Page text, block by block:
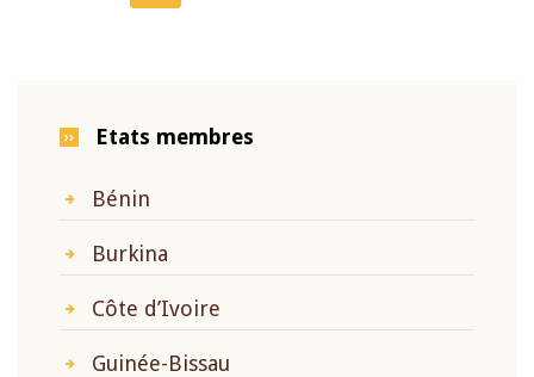
page
Etats membres
Bénin
Burkina
Côte d’Ivoire
Guinée-Bissau